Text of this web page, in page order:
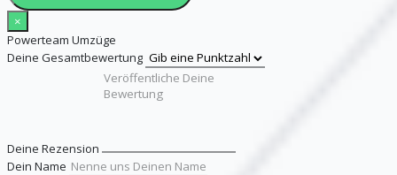
×
Powerteam Umzüge
Deine Gesamtbewertung
Deine Rezension
Dein Name